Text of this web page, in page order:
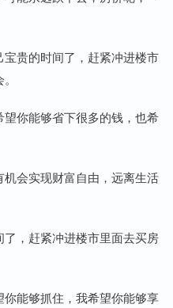
贵的时间了，赶紧冲进楼市
你能够省下很多的钱，也希
会实现财富自由，远离生活
，赶紧冲进楼市里面去买房
能够抓住，我希望你能够享